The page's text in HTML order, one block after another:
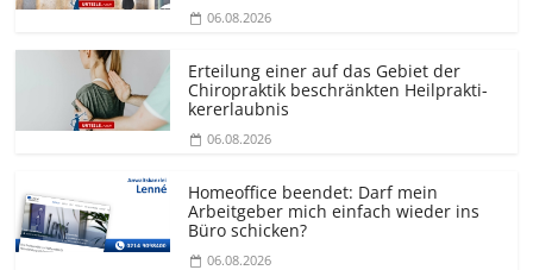
06.08.2026
Erteilung einer auf das Gebiet der
Chiropraktik beschränkten Heilprakti­
kererlaubnis
06.08.2026
Homeoffice beendet: Darf mein
Arbeitgeber mich einfach wieder ins
Büro schicken?
06.08.2026